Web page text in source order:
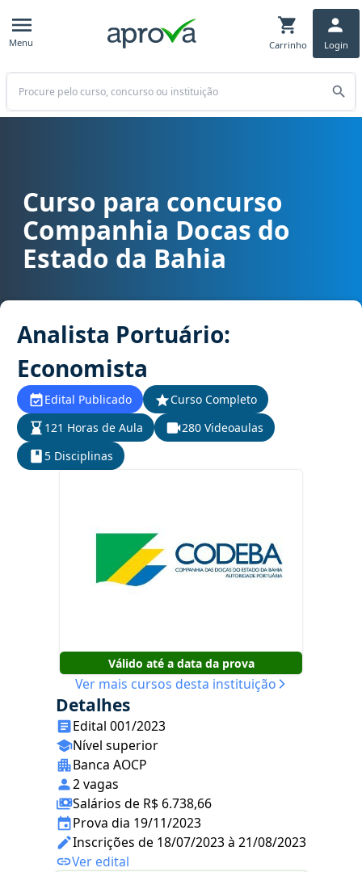
Menu Carrinho Login
Buscar
Curso para concurso CODEBA - Companhia Docas do Estado da
Curso para concurso
Companhia Docas do
Estado da Bahia
Analista Portuário:
Economista
Edital Publicado
Curso Completo
121 Horas de Aula
280 Videoaulas
5 Disciplinas
Válido até a data da prova
Ver mais cursos desta instituição
Detalhes
Edital 001/2023
Nível superior
Banca AOCP
2 vagas
Salários de R$ 6.738,66
Prova dia 19/11/2023
Inscrições de 18/07/2023 à 21/08/2023
Ver edital